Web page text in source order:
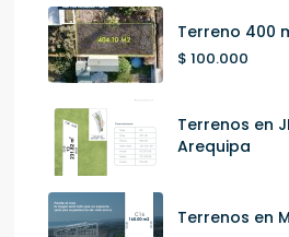
Terreno 400
$ 100.000
Terrenos en
Arequipa
Terrenos en